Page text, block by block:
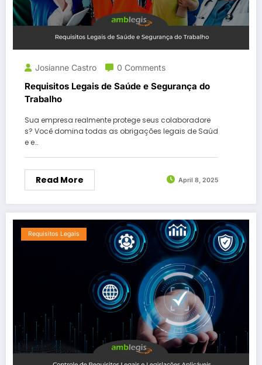
Josianne Castro 0 Comments
Requisitos Legais de Saúde e Segurança do
Trabalho
Sua empresa realmente protege seus colaboradore
s? Você domina todas as obrigações legais de Saúd
e e…
Read More April 8, 2025
Requisitos Legais